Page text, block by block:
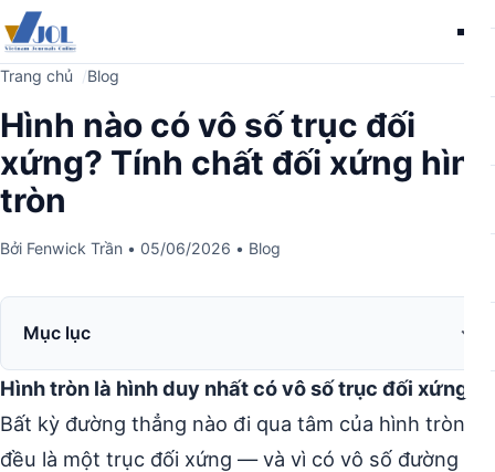
Trang chủ Blog
Hình nào có vô số trục đối
xứng? Tính chất đối xứng hình
tròn
Bởi Fenwick Trần • 05/06/2026 • Blog
Mục lục
Hình tròn là hình duy nhất có vô số trục đối xứng.
Bất kỳ đường thẳng nào đi qua tâm của hình tròn
đều là một trục đối xứng — và vì có vô số đường